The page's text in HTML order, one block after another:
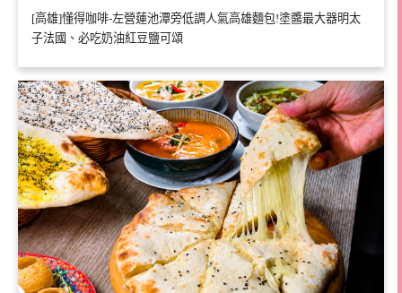
[高雄]懂得咖啡-左營蓮池潭旁低調人氣高雄麵包!塗醬最大器明太
子法國、必吃奶油紅豆鹽可頌